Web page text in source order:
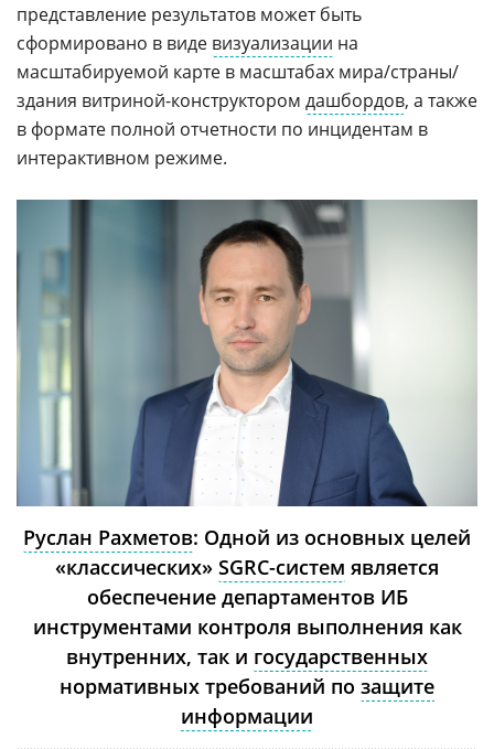
представление результатов может быть
сформировано в виде визуализации на
масштабируемой карте в масштабах мира/страны/
здания витриной-конструктором дашбордов, а также
в формате полной отчетности по инцидентам в
интерактивном режиме.
Руслан Рахметов: Одной из основных целей
«классических» SGRC-систем является
обеспечение департаментов ИБ
инструментами контроля выполнения как
внутренних, так и государственных
нормативных требований по защите
информации